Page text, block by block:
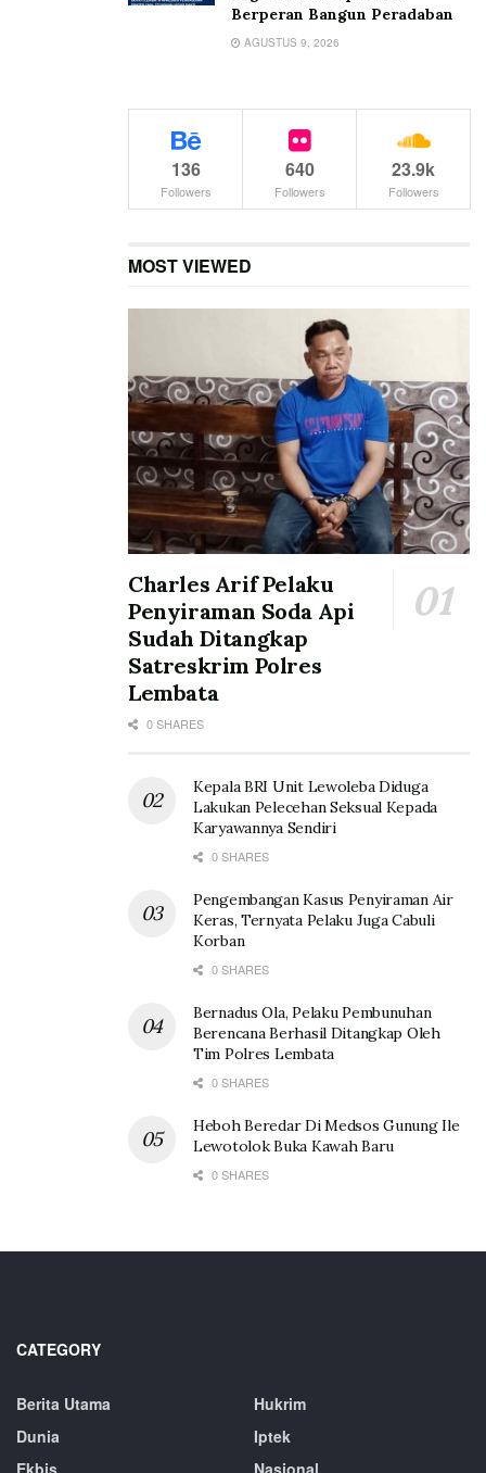
Berperan Bangun Peradaban
AGUSTUS 9, 2026
136
Followers
640
Followers
23.9k
Followers
MOST VIEWED
Charles Arif Pelaku
Penyiraman Soda Api
Sudah Ditangkap
Satreskrim Polres
Lembata
0 SHARES
Kepala BRI Unit Lewoleba Diduga
Lakukan Pelecehan Seksual Kepada
Karyawannya Sendiri
0 SHARES
Pengembangan Kasus Penyiraman Air
Keras, Ternyata Pelaku Juga Cabuli
Korban
0 SHARES
Bernadus Ola, Pelaku Pembunuhan
Berencana Berhasil Ditangkap Oleh
Tim Polres Lembata
0 SHARES
Heboh Beredar Di Medsos Gunung Ile
Lewotolok Buka Kawah Baru
0 SHARES
CATEGORY
Berita Utama
Dunia
Ekbis
Hukrim
Iptek
Nasional